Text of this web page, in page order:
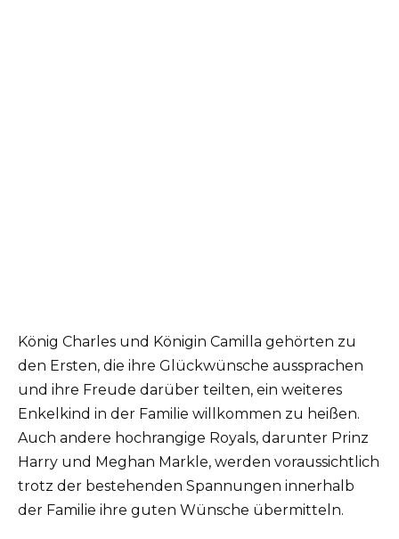
König Charles und Königin Camilla gehörten zu
den Ersten, die ihre Glückwünsche aussprachen
und ihre Freude darüber teilten, ein weiteres
Enkelkind in der Familie willkommen zu heißen.
Auch andere hochrangige Royals, darunter Prinz
Harry und Meghan Markle, werden voraussichtlich
trotz der bestehenden Spannungen innerhalb
der Familie ihre guten Wünsche übermitteln.